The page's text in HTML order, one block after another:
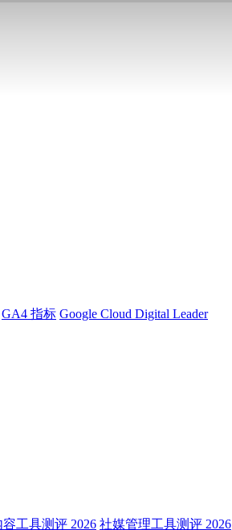
GA4 指标 Google Cloud Digital Leader
工具测评 2026 社媒管理工具测评 2026